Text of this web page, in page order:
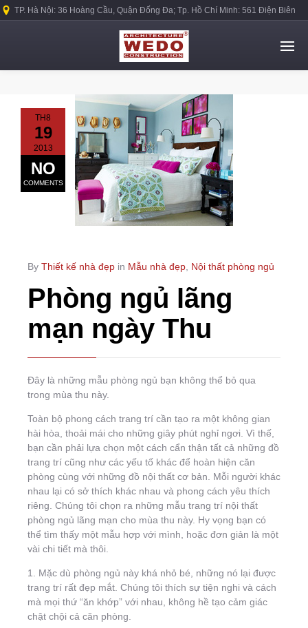
TP. Hà Nội: 36 Hoàng Cầu, Quận Đống Đa; Tp. Hồ Chí Minh: 561 Điện Biên
TH8
19
2013
NO
COMMENTS
By Thiết kế nhà đẹp in Mẫu nhà đẹp Nội thất phòng ngủ
Phòng ngủ lãng
mạn ngày Thu
Đây là những mẫu phòng ngủ bạn không thể bỏ qua
trong mùa thu này.
Toàn bộ phong cách trang trí cần tạo ra một không gian
hài hòa, thoải mái cho những giây phút nghỉ ngơi. Vì thế,
bạn cần phải lựa chọn một cách cẩn thận tất cả những đồ
trang trí cũng như các yếu tố khác để hoàn hiện căn
phòng cùng với những đồ nội thất cơ bản. Mỗi người khác
nhau lại có sở thích khác nhau và phong cách yêu thích
riêng. Chúng tôi chọn ra những mẫu trang trí nội thất
phòng ngủ lãng mạn cho mùa thu này. Hy vọng bạn có
thể tìm thấy một mẫu hợp với mình, hoặc đơn giản là một
vài chi tiết mà thôi.
1. Mặc dù phòng ngủ này khá nhỏ bé, những nó lại được
trang trí rất đẹp mắt. Chúng tôi thích sự tiện nghi và cách
mà mọi thứ “ăn khớp” với nhau, không hề tạo cảm giác
chật chội cả căn phòng.